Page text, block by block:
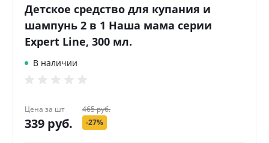
Детское средство для купания и
шампунь 2 в 1 Наша мама серии
Expert Line, 300 мл.
В наличии
Цена за шт
339 руб.
465 руб.
-27%